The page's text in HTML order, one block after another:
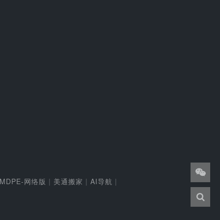
网络版 | 美通搬家 | AI导航 |